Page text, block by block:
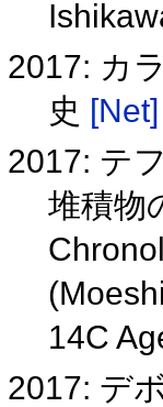
2017: カ
史 [Net]
2017: テ
堆積物
14C
2017: デ